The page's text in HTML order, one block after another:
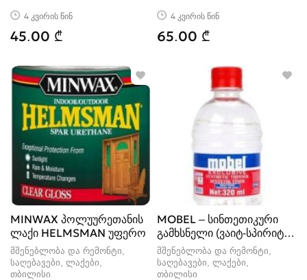
4 კვირის წინ
45.00 ₾
4 კვირის წინ
65.00 ₾
MINWAX პოლუურეთანის
ლაქი HELMSMAN უფერო
მშენებლობა და რემონტი,
საღებავები, ლაქები
თბილისი
MOBEL – სინთეთიკური
გამხსნელი (ვაიტ-სპირიტი)
– 640
მშენებლობა და რემონტი,
საღებავები, ლაქები
თბილისი